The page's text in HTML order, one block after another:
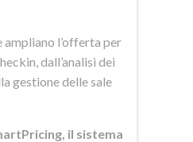
ampliano l’offerta per
dall’analisi dei
gestione delle sale
il sistema